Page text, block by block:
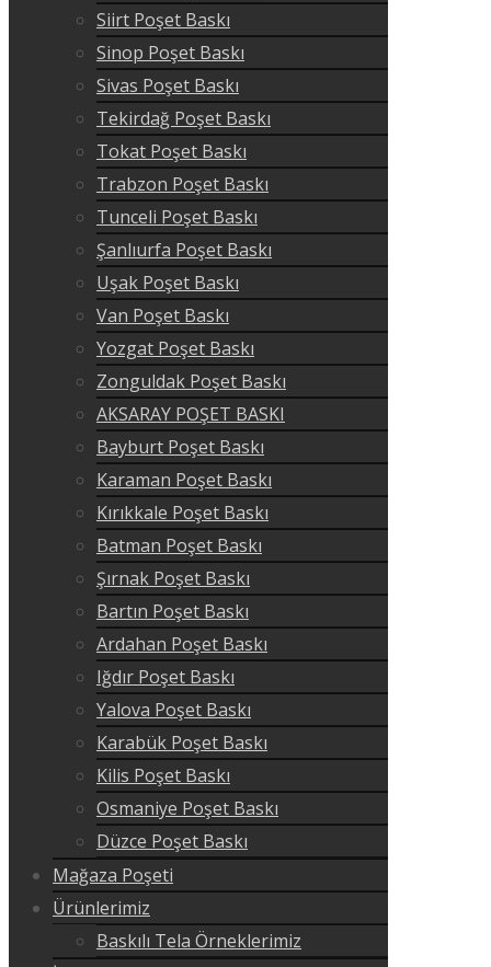
Siirt Poşet Baskı
Sinop Poşet Baskı
Sivas Poşet Baskı
Tekirdağ Poşet Baskı
Tokat Poşet Baskı
Trabzon Poşet Baskı
Tunceli Poşet Baskı
Şanlıurfa Poşet Baskı
Uşak Poşet Baskı
Van Poşet Baskı
Yozgat Poşet Baskı
Zonguldak Poşet Baskı
AKSARAY POŞET BASKI
Bayburt Poşet Baskı
Karaman Poşet Baskı
Kırıkkale Poşet Baskı
Batman Poşet Baskı
Şırnak Poşet Baskı
Bartın Poşet Baskı
Ardahan Poşet Baskı
Iğdır Poşet Baskı
Yalova Poşet Baskı
Karabük Poşet Baskı
Kilis Poşet Baskı
Osmaniye Poşet Baskı
Düzce Poşet Baskı
Mağaza Poşeti
Ürünlerimiz
Baskılı Tela Örneklerimiz